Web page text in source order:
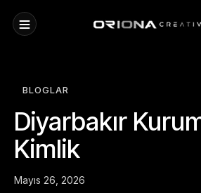
BLOGLAR
Diyarbakır
Kimlik
Mayıs 26, 2026